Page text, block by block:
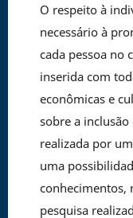
O respeito à
necessário à
cada pessoa no
inserida com
econômicas e
sobre a inclusão
realizada por
uma
conhecimentos,
pesquisa